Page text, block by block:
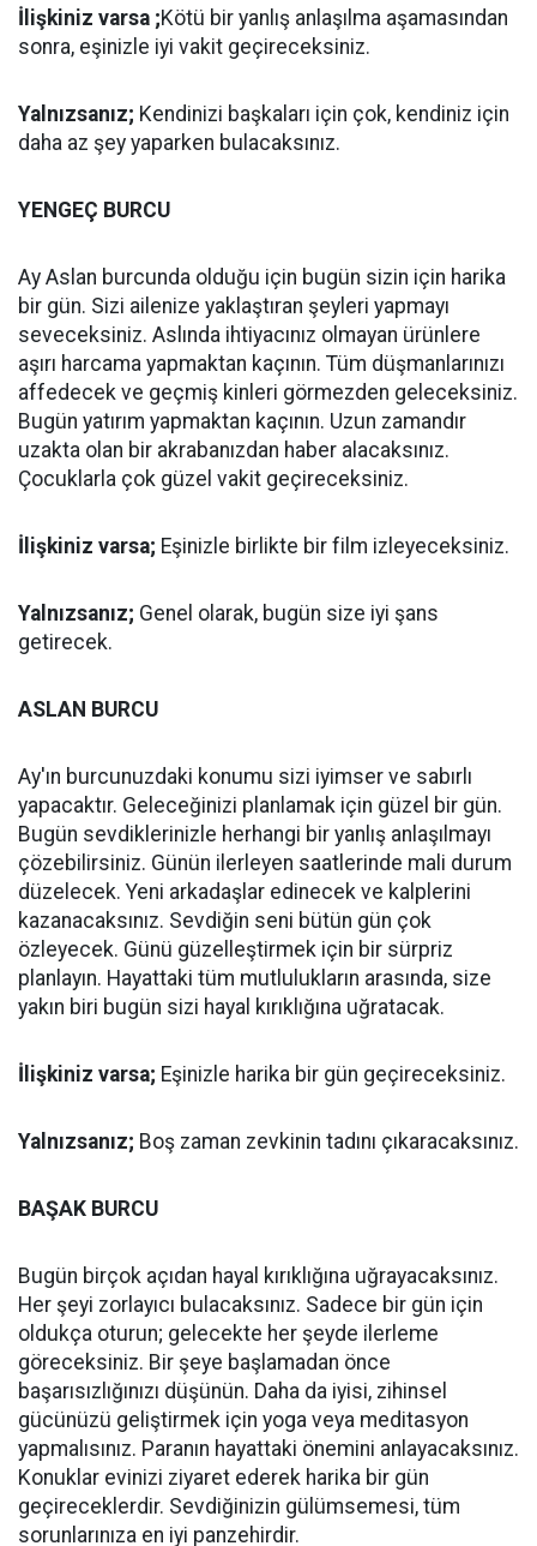
İlişkiniz varsa ;Kötü bir yanlış anlaşılma aşamasından
sonra, eşinizle iyi vakit geçireceksiniz.
Yalnızsanız; Kendinizi başkaları için çok, kendiniz için
daha az şey yaparken bulacaksınız.
YENGEÇ BURCU
Ay Aslan burcunda olduğu için bugün sizin için harika
bir gün. Sizi ailenize yaklaştıran şeyleri yapmayı
seveceksiniz. Aslında ihtiyacınız olmayan ürünlere
aşırı harcama yapmaktan kaçının. Tüm düşmanlarınızı
affedecek ve geçmiş kinleri görmezden geleceksiniz.
Bugün yatırım yapmaktan kaçının. Uzun zamandır
uzakta olan bir akrabanızdan haber alacaksınız.
Çocuklarla çok güzel vakit geçireceksiniz.
İlişkiniz varsa; Eşinizle birlikte bir film izleyeceksiniz.
Yalnızsanız; Genel olarak, bugün size iyi şans
getirecek.
ASLAN BURCU
Ay'ın burcunuzdaki konumu sizi iyimser ve sabırlı
yapacaktır. Geleceğinizi planlamak için güzel bir gün.
Bugün sevdiklerinizle herhangi bir yanlış anlaşılmayı
çözebilirsiniz. Günün ilerleyen saatlerinde mali durum
düzelecek. Yeni arkadaşlar edinecek ve kalplerini
kazanacaksınız. Sevdiğin seni bütün gün çok
özleyecek. Günü güzelleştirmek için bir sürpriz
planlayın. Hayattaki tüm mutlulukların arasında, size
yakın biri bugün sizi hayal kırıklığına uğratacak.
İlişkiniz varsa; Eşinizle harika bir gün geçireceksiniz.
Yalnızsanız; Boş zaman zevkinin tadını çıkaracaksınız.
BAŞAK BURCU
Bugün birçok açıdan hayal kırıklığına uğrayacaksınız.
Her şeyi zorlayıcı bulacaksınız. Sadece bir gün için
oldukça oturun; gelecekte her şeyde ilerleme
göreceksiniz. Bir şeye başlamadan önce
başarısızlığınızı düşünün. Daha da iyisi, zihinsel
gücünüzü geliştirmek için yoga veya meditasyon
yapmalısınız. Paranın hayattaki önemini anlayacaksınız.
Konuklar evinizi ziyaret ederek harika bir gün
geçireceklerdir. Sevdiğinizin gülümsemesi, tüm
sorunlarınıza en iyi panzehirdir.